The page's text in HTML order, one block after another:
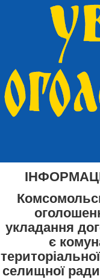
укладання
є
селищної ради